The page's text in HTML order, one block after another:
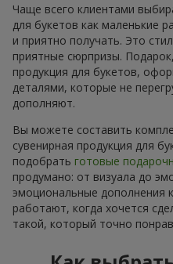
Чаще всего клиентами
для букетов как маленькие
и приятно получать. Это
приятные сюрпризы.
продукция для букетов,
деталями, которые не
дополняют.
Вы можете составить
сувенирная продукция для
подобрать готовые
продумано: от визуала до
эмоциональные дополнения
работают, когда хочется
такой, который точно